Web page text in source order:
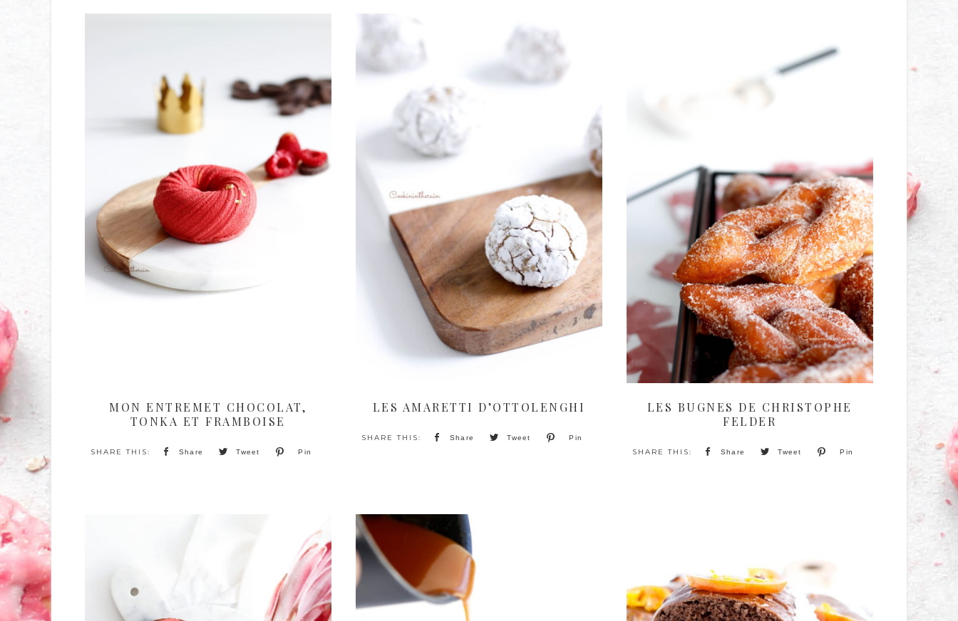
MON ENTREMET CHOCOLAT,
TONKA ET FRAMBOISE
Share Tweet Pin
LES AMARETTI D’OTTOLENGHI
Share Tweet Pin
LES BUGNES DE CHRISTOPHE
FELDER
Share Tweet Pin